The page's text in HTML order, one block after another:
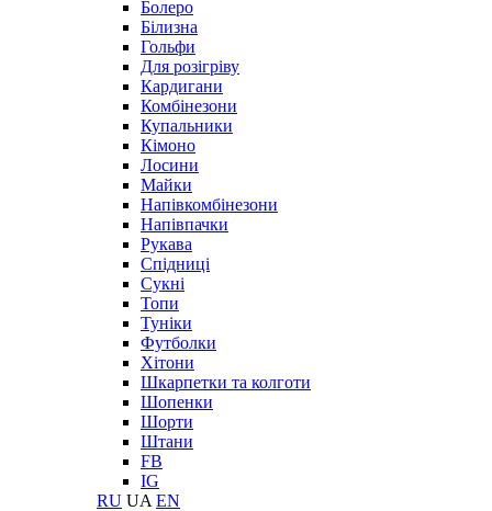
Болеро
Білизна
Гольфи
Для розігріву
Кардигани
Комбінезони
Купальники
Кімоно
Лосини
Майки
Напівкомбінезони
Напівпачки
Рукава
Спідниці
Сукні
Топи
Туніки
Футболки
Хітони
Шкарпетки та колготи
Шопенки
Шорти
Штани
FB
IG
RU UA EN